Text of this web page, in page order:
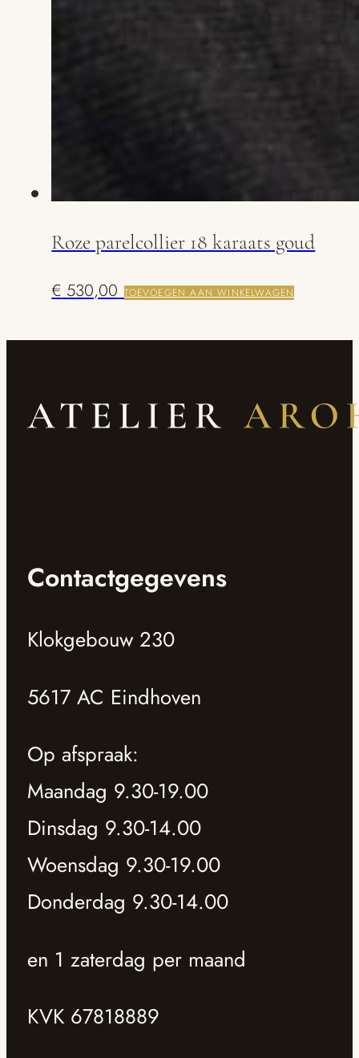
Roze parelcollier 18 karaats goud
€ 530,00 TOEVOEGEN AAN WINKELWAGEN
Contactgegevens
Klokgebouw 230
5617 AC Eindhoven
Op afspraak:
Maandag 9.30-19.00
Dinsdag 9.30-14.00
Woensdag 9.30-19.00
Donderdag 9.30-14.00
en 1 zaterdag per maand
KVK 67818889